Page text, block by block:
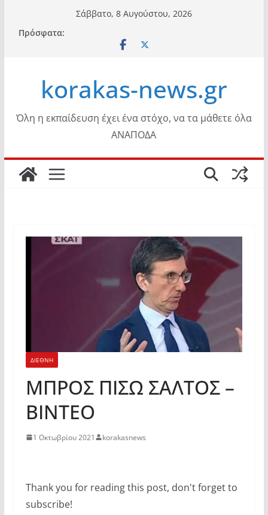
περιεχόμενο
Σάββατο, 8 Αυγούστου, 2026
Πρόσφατα:
korakas-news.gr
Όλη η εκπαίδευση έχει ένα στόχο, να τα μάθετε όλα
ΑΝΑΠΟΔΑ
ΔΙΕΘΝΗ
ΜΠΡΟΣ ΠΙΣΩ ΣΑΛΤΟΣ –
ΒΙΝΤΕΟ
1 Οκτωβρίου 2021 korakasnews
Thank you for reading this post, don't forget to
subscribe!